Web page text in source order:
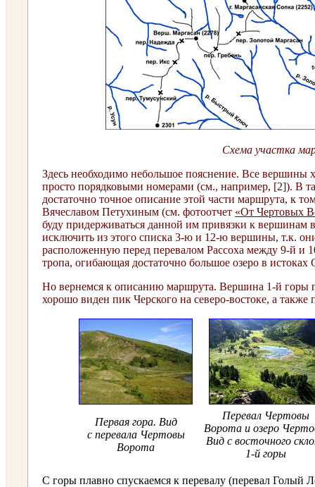
Схема участка
Здесь необходимо небольшое пояснение. Все вершины
просто порядковыми номерами (см., например, [2]). В
достаточно точное описание этой части маршрута, к
Вячеславом Петухиным (см. фотоотчет «От Чертовых
буду придерживаться данной им привязки к
исключить из этого списка 3-ю и 12-ю вершины, т.к.
расположенную перед перевалом Рассоха между 9-й
тропа, огибающая достаточно большое озеро в
Но вернемся к описанию маршрута. Вершина 1-й горы
хорошо виден пик Черского на северо-востоке, а
Первая гора. Вид
с перевала Чертовы
Ворота
Перевал Чертовы
Ворота и озеро
Вид с восточного
1-й горы
С горы плавно спускаемся к перевалу (перевал